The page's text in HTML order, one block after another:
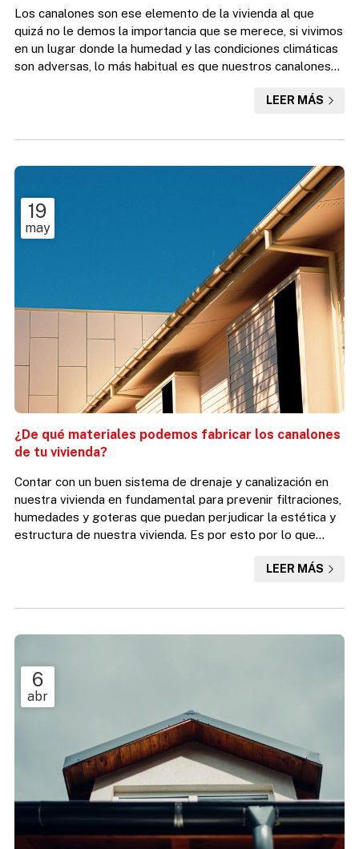
Los canalones son ese elemento de la vivienda al que
quizá no le demos la importancia que se merece, si vivimos
en un lugar donde la humedad y las condiciones climáticas
son adversas, lo más habitual es que nuestros canalones
integran los canalones. Aparición de humedades y
a tu...
LEER MÁS
19
may
¿De qué materiales podemos fabricar los canalones
de tu vivienda?
Contar con un buen sistema de drenaje y canalización en
nuestra vivienda en fundamental para prevenir filtraciones,
humedades y goteras que puedan perjudicar la estética y
estructura de nuestra vivienda. Es por esto por lo que
tan importante. En Desafía Vertical llevamos muchos años
canalones. En nuestra empresa de trabajos verticales en A
LEER MÁS
6
abr